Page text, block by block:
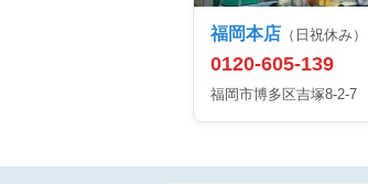
福岡本店 （日祝休み）
0120-605-139
福岡市博多区吉塚8-2-7